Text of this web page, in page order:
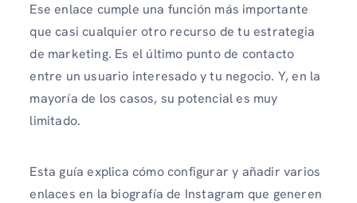
Ese enlace cumple una función más importante
que casi cualquier otro recurso de tu estrategia
de marketing. Es el último punto de contacto
entre un usuario interesado y tu negocio. Y, en la
mayoría de los casos, su potencial es muy
limitado.
Esta guía explica cómo configurar y añadir varios
enlaces en la biografía de Instagram que generen